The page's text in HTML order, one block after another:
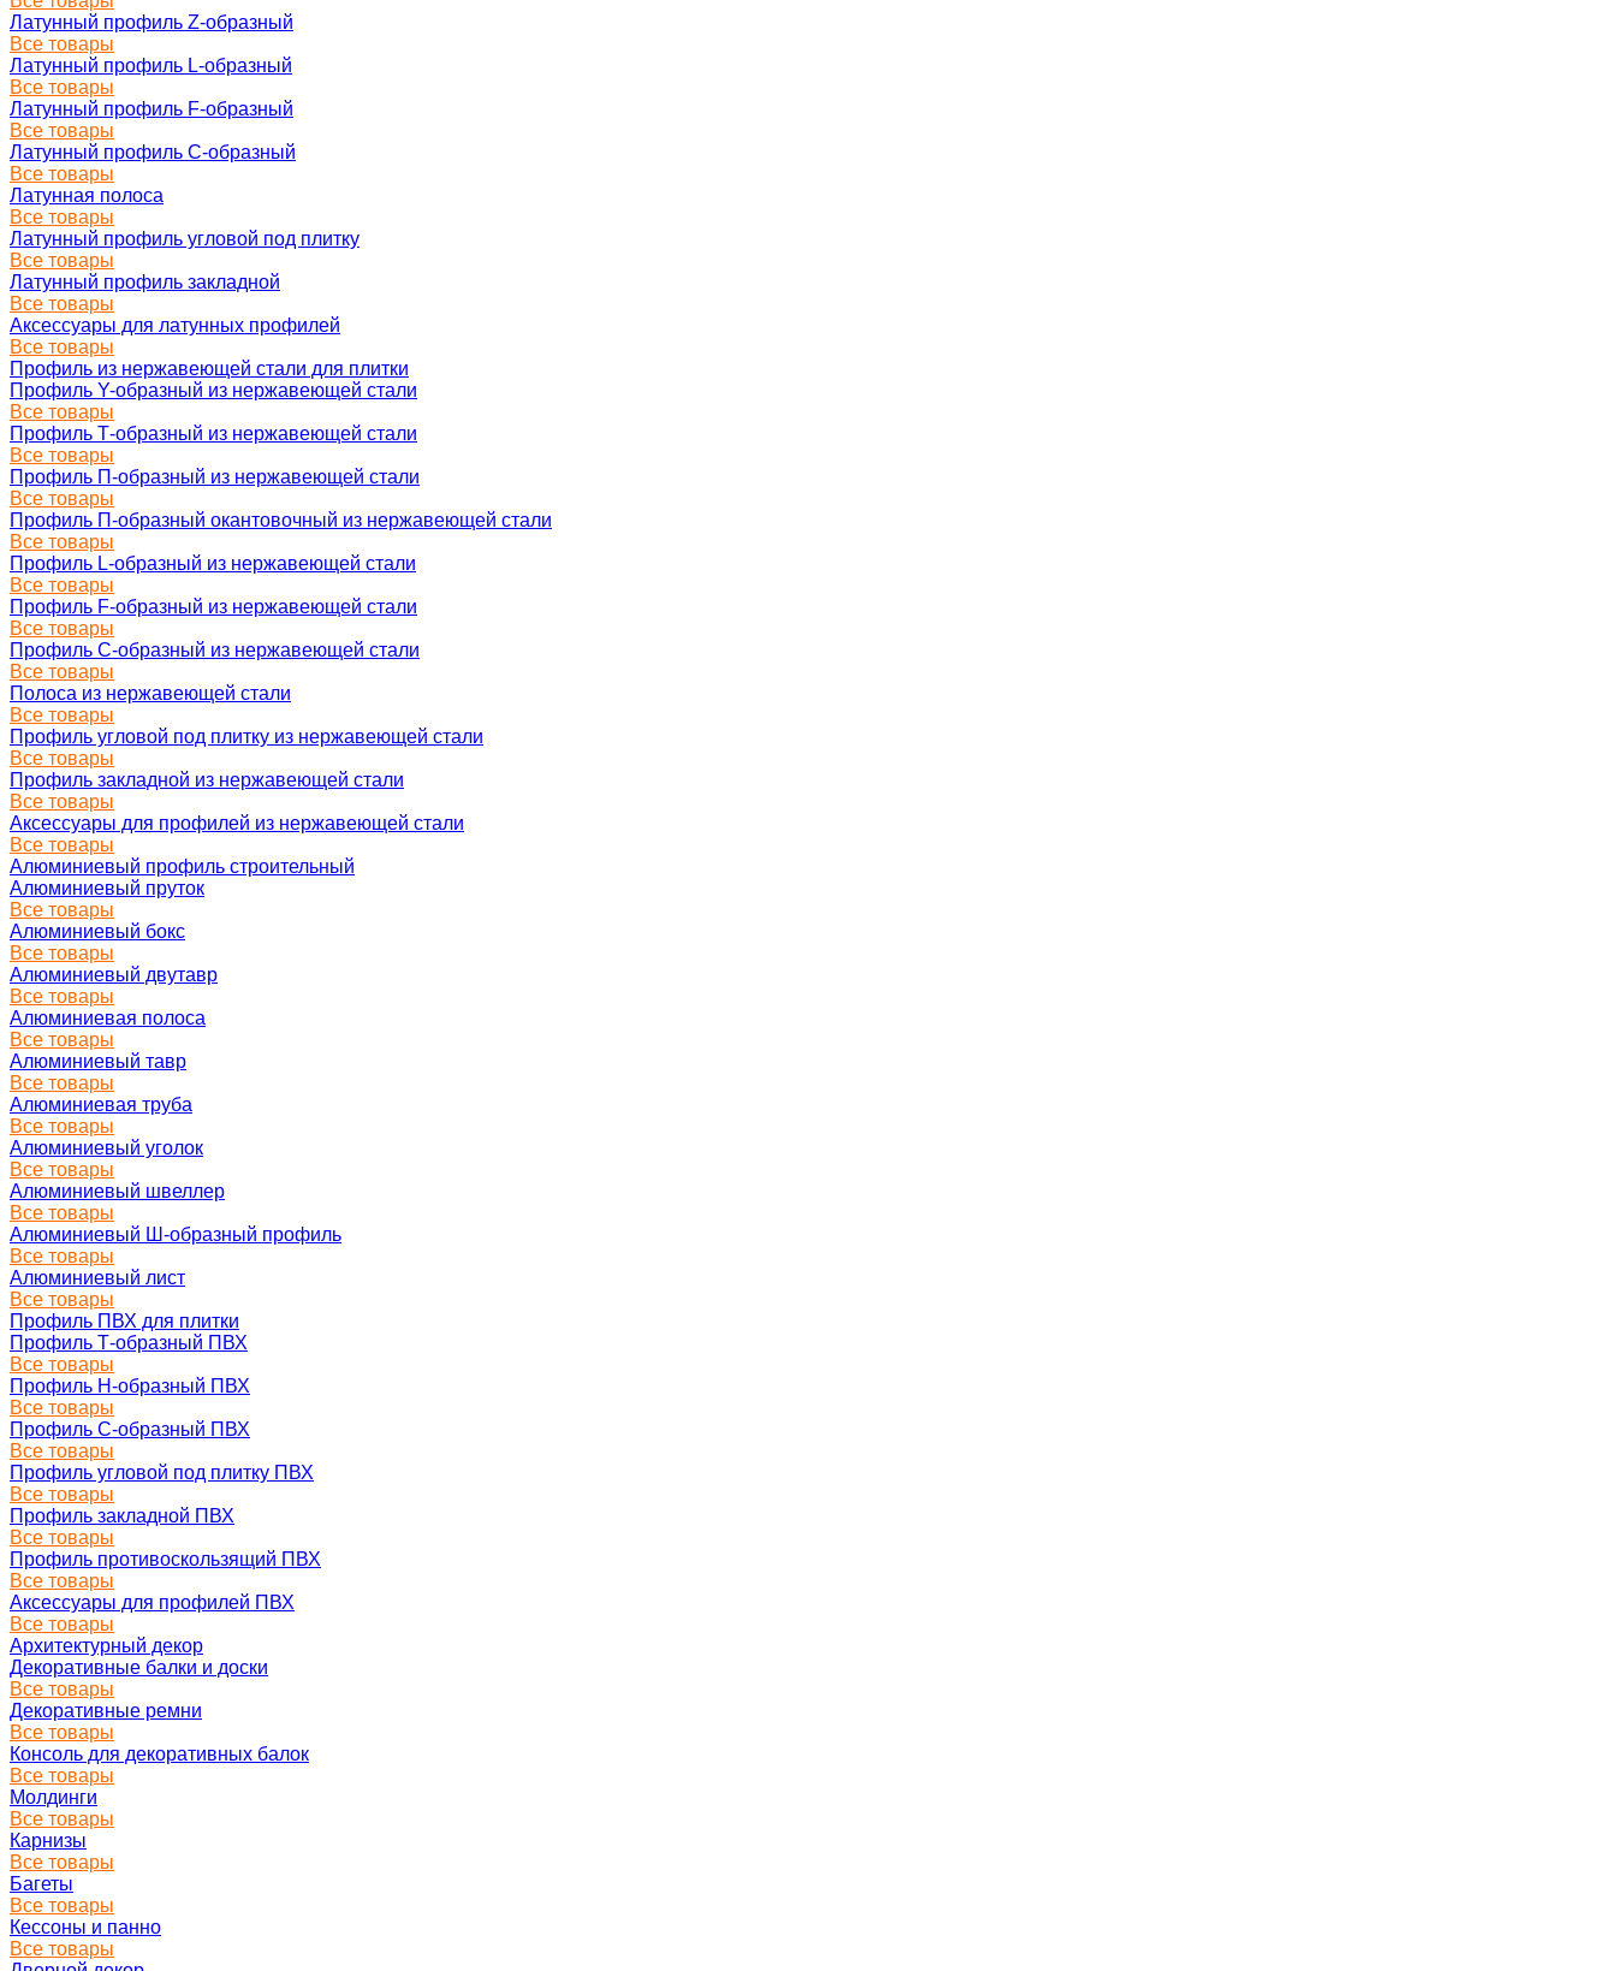
Латунный профиль Z-образный
Все товары
Латунный профиль L-образный
Все товары
Латунный профиль F-образный
Все товары
Латунный профиль C-образный
Все товары
Латунная полоса
Все товары
Латунный профиль угловой под плитку
Все товары
Латунный профиль закладной
Все товары
Аксессуары для латунных профилей
Все товары
Профиль из нержавеющей стали для плитки
Профиль Y-образный из нержавеющей стали
Все товары
Профиль Т-образный из нержавеющей стали
Все товары
Профиль П-образный из нержавеющей стали
Все товары
Профиль П-образный окантовочный из нержавеющей стали
Все товары
Профиль L-образный из нержавеющей стали
Все товары
Профиль F-образный из нержавеющей стали
Все товары
Профиль C-образный из нержавеющей стали
Все товары
Полоса из нержавеющей стали
Все товары
Профиль угловой под плитку из нержавеющей стали
Все товары
Профиль закладной из нержавеющей стали
Все товары
Аксессуары для профилей из нержавеющей стали
Все товары
Алюминиевый профиль строительный
Алюминиевый пруток
Все товары
Алюминиевый бокс
Все товары
Алюминиевый двутавр
Все товары
Алюминиевая полоса
Все товары
Алюминиевый тавр
Все товары
Алюминиевая труба
Все товары
Алюминиевый уголок
Все товары
Алюминиевый швеллер
Все товары
Алюминиевый Ш-образный профиль
Все товары
Алюминиевый лист
Все товары
Профиль ПВХ для плитки
Профиль Т-образный ПВХ
Все товары
Профиль H-образный ПВХ
Все товары
Профиль C-образный ПВХ
Все товары
Профиль угловой под плитку ПВХ
Все товары
Профиль закладной ПВХ
Все товары
Профиль противоскользящий ПВХ
Все товары
Аксессуары для профилей ПВХ
Все товары
Архитектурный декор
Декоративные балки и доски
Все товары
Декоративные ремни
Все товары
Консоль для декоративных балок
Все товары
Молдинги
Все товары
Карнизы
Все товары
Багеты
Все товары
Кессоны и панно
Все товары